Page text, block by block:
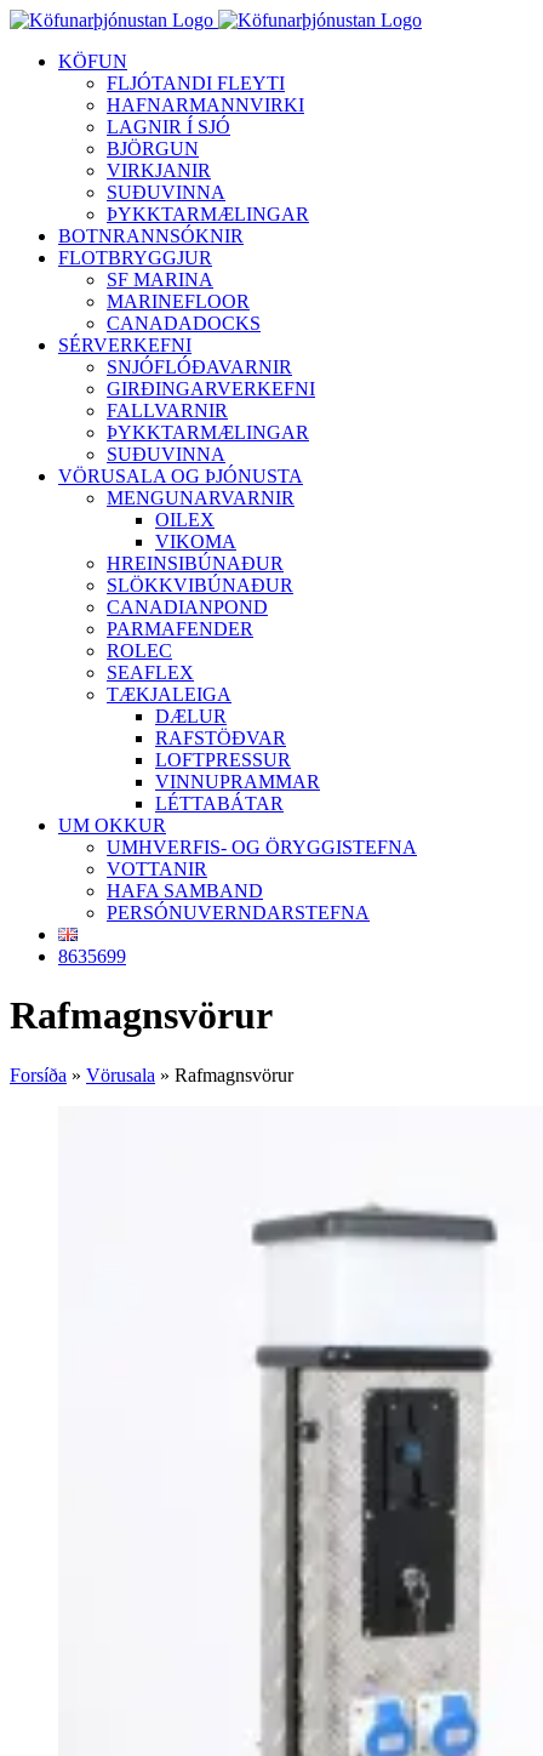
Skip
contentKÖFUN
FLJÓTANDI FLEYTI
HAFNARMANNVIRKI
LAGNIR Í SJÓ
BJÖRGUN
VIRKJANIR
SUÐUVINNA
ÞYKKTARMÆLINGAR
BOTNRANNSÓKNIR
FLOTBRYGGJUR
SF MARINA
MARINEFLOOR
CANADADOCKS
SÉRVERKEFNI
SNJÓFLÓÐAVARNIR
GIRÐINGARVERKEFNI
FALLVARNIR
ÞYKKTARMÆLINGAR
SUÐUVINNA
VÖRUSALA OG ÞJÓNUSTA
MENGUNARVARNIR
OILEX
VIKOMA
HREINSIBÚNAÐUR
SLÖKKVIBÚNAÐUR
CANADIANPOND
PARMAFENDER
ROLEC
SEAFLEX
TÆKJALEIGA
DÆLUR
RAFSTÖÐVAR
LOFTPRESSUR
VINNUPRAMMAR
LÉTTABÁTAR
UM OKKUR
UMHVERFIS- OG ÖRYGGISTEFNA
VOTTANIR
HAFA SAMBAND
PERSÓNUVERNDARSTEFNA
8635699
Rafmagnsvörur
Forsíða » Vörusala » Rafmagnsvörur